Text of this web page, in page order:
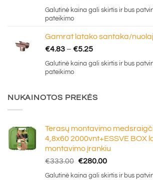
range:
€3.08
Galutinė kaina gali skirtis ir bus
pateikimo
Gamrat latako santaka/
€4.83 – €5.25Price
range:
Galutinė kaina gali skirtis ir bus
pateikimo
NUKAINOTOS PREKĖS
Terasų montavimo
4,8x60 2000vnt+ESSVE BOX
montavimo įrankiu
€333.00 Original
price
€280.00Current
price
Galutinė kaina gali skirtis ir bus